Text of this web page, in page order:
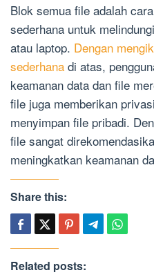
Blok semua file adalah
sederhana untuk
atau laptop. Dengan
sederhana di atas,
keamanan data dan file
file juga memberikan
menyimpan file pribadi.
file sangat
meningkatkan keamanan
Share this:
Related posts: